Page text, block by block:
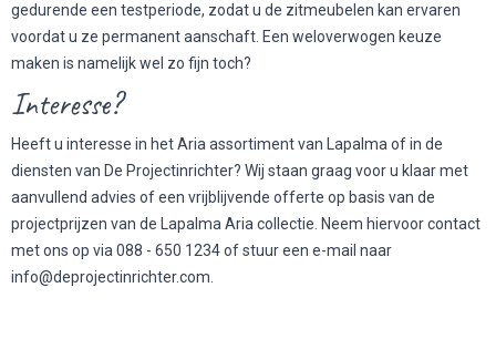
gedurende een testperiode, zodat u de zitmeubelen kan ervaren
voordat u ze permanent aanschaft. Een weloverwogen keuze
maken is namelijk wel zo fijn toch?
Interesse?
Heeft u interesse in het Aria assortiment van Lapalma of in de
diensten van De Projectinrichter? Wij staan graag voor u klaar met
aanvullend advies of een vrijblijvende offerte op basis van de
projectprijzen van de Lapalma Aria collectie. Neem hiervoor contact
met ons op via 088 - 650 1234 of stuur een e-mail naar
info@deprojectinrichter.com.